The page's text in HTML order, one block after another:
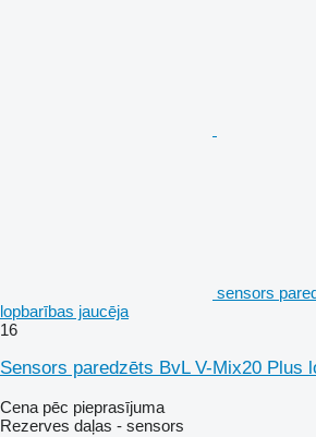
sensors
lopbarības jaucēja
16
Sensors paredzēts BvL V-Mix20 Plus
Cena pēc pieprasījuma
Rezerves daļas - sensors